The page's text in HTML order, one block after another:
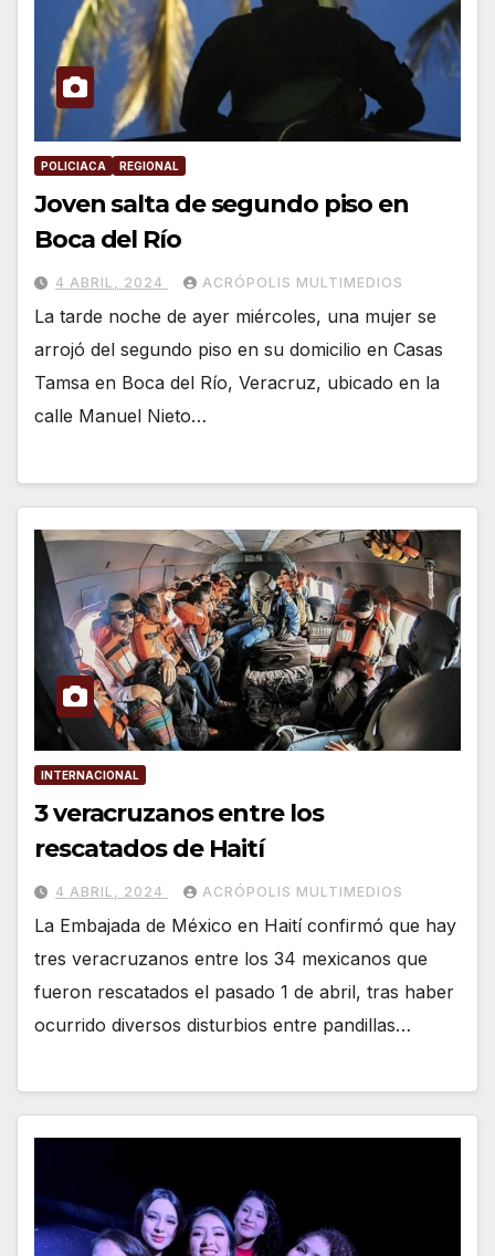
POLICIACA REGIONAL
Joven salta de segundo piso en
Boca del Río
4 ABRIL, 2024 ACRÓPOLIS MULTIMEDIOS
La tarde noche de ayer miércoles, una mujer se
arrojó del segundo piso en su domicilio en Casas
Tamsa en Boca del Río, Veracruz, ubicado en la
calle Manuel Nieto…
INTERNACIONAL
3 veracruzanos entre los
rescatados de Haití
4 ABRIL, 2024 ACRÓPOLIS MULTIMEDIOS
La Embajada de México en Haití confirmó que hay
tres veracruzanos entre los 34 mexicanos que
fueron rescatados el pasado 1 de abril, tras haber
ocurrido diversos disturbios entre pandillas…